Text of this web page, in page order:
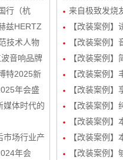
行（杭
兹HERTZ
举行
技术人物
音响品牌
特2025新
年会盛
媒体时代的
市场行业产
国谢福秋
年会
来自极致发烧
波站终极音
【改装案例
自达8升级
【改装案例
级丹拿232
【改装案例
品曼斯特
【改装案例
路DSP处理器
【改装案例
三分频
【改装案例
装
【改装案例
频/6路DSP处
【改装案例
路DSP处理器
【改装案例